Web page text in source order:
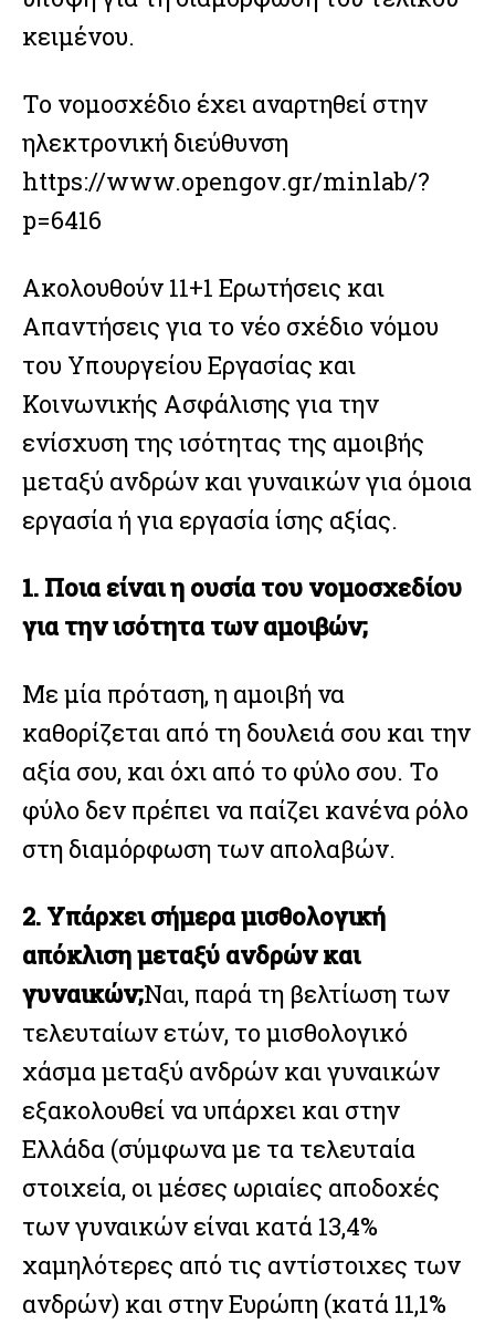
κειμένου.
Το νομοσχέδιο έχει αναρτηθεί στην
ηλεκτρονική διεύθυνση
https://www.opengov.gr/minlab/?
p=6416
Ακολουθούν 11+1 Ερωτήσεις και
Απαντήσεις για το νέο σχέδιο νόμου
του Υπουργείου Εργασίας και
Κοινωνικής Ασφάλισης για την
ενίσχυση της ισότητας της αμοιβής
μεταξύ ανδρών και γυναικών για όμοια
εργασία ή για εργασία ίσης αξίας.
1. Ποια είναι η ουσία του νομοσχεδίου
για την ισότητα των αμοιβών;
Με μία πρόταση, η αμοιβή να
καθορίζεται από τη δουλειά σου και την
αξία σου, και όχι από το φύλο σου. Το
φύλο δεν πρέπει να παίζει κανένα ρόλο
στη διαμόρφωση των απολαβών.
2. Υπάρχει σήμερα μισθολογική
απόκλιση μεταξύ ανδρών και
γυναικών;Ναι, παρά τη βελτίωση των
τελευταίων ετών, το μισθολογικό
χάσμα μεταξύ ανδρών και γυναικών
εξακολουθεί να υπάρχει και στην
Ελλάδα (σύμφωνα με τα τελευταία
στοιχεία, οι μέσες ωριαίες αποδοχές
των γυναικών είναι κατά 13,4%
χαμηλότερες από τις αντίστοιχες των
ανδρών) και στην Ευρώπη (κατά 11,1%